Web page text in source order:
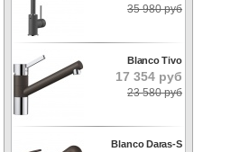
35 980 руб
Blanco Tivo
17 354 руб
23 580 руб
Blanco Daras-S